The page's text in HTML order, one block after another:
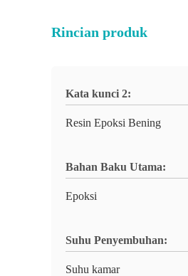
Rincian produk
Kata kunci 2:
Resin Epoksi Bening
Bahan Baku Utama:
Epoksi
Suhu Penyembuhan:
Suhu kamar